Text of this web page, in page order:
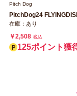
Pitch Dog
PitchDog24
在庫：あり
￥2,508 税込
125ポイント獲